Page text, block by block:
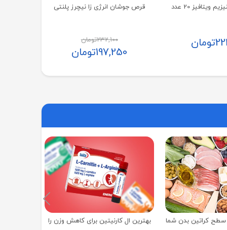
20 عدد
تومان
قرص جوشان انرژی زا نیچرز پلنتی
232,100تومان
197,250تومان
سطح کراتین بدن شما
بهترین ال کارنیتین برای کاهش وزن را